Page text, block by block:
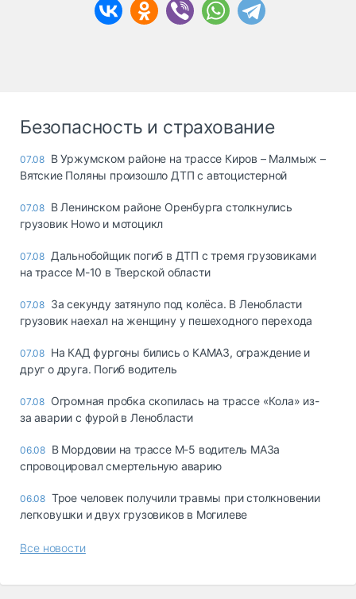
Безопасность и страхование
07.08 В Уржумском районе на трассе Киров – Малмыж –
Вятские Поляны произошло ДТП с автоцистерной
07.08 В Ленинском районе Оренбурга столкнулись
грузовик Howo и мотоцикл
07.08 Дальнобойщик погиб в ДТП с тремя грузовиками
на трассе М-10 в Тверской области
07.08 За секунду затянуло под колёса. В Ленобласти
грузовик наехал на женщину у пешеходного перехода
07.08 На КАД фургоны бились о КАМАЗ, ограждение и
друг о друга. Погиб водитель
07.08 Огромная пробка скопилась на трассе «Кола» из-
за аварии с фурой в Ленобласти
06.08 В Мордовии на трассе М-5 водитель МАЗа
спровоцировал смертельную аварию
06.08 Трое человек получили травмы при столкновении
легковушки и двух грузовиков в Могилеве
Все новости